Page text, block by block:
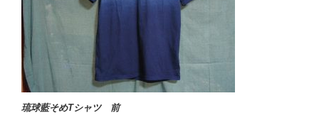
琉球藍そめTシャツ 前